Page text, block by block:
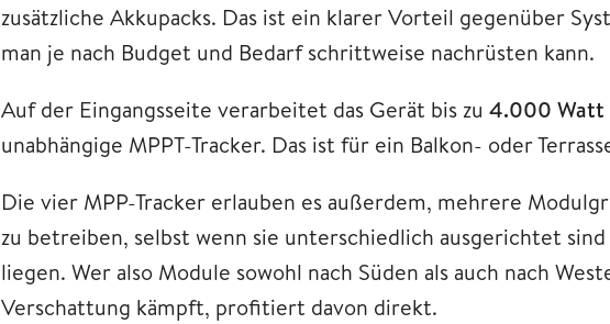
zusätzliche Akkupacks. Das ist ein klarer Vorteil gegenüber
man je nach Budget und Bedarf schrittweise nachrüsten kann.
Auf der Eingangsseite verarbeitet das Gerät bis zu 4.000 Watt
unabhängige MPPT-Tracker. Das ist für ein Balkon- oder
Die vier MPP-Tracker erlauben es außerdem, mehrere
zu betreiben, selbst wenn sie unterschiedlich ausgerichtet
liegen. Wer also Module sowohl nach Süden als auch nach
Verschattung kämpft, profitiert davon direkt.